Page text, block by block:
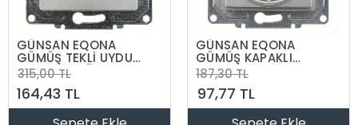
GÜNSAN EQONA
GÜMÜŞ TEKLİ UYDU
F KONNEKTÖR
MEKANİZMA
315,00 TL
164,43 TL
GÜNSAN EQONA
GÜMÜŞ KAPAKLI
TOPRAKLI PRİZ
MEKANİZMA
187,30 TL
97,77 TL